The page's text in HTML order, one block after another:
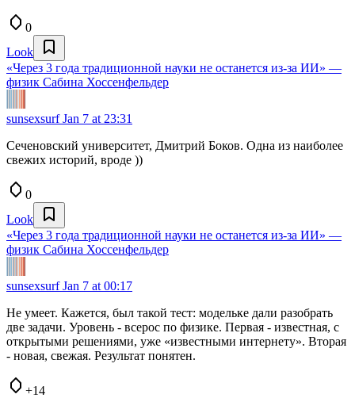
0
Look
«Через 3 года традиционной науки не останется из-за ИИ» —
физик Сабина Хоссенфельдер
sunsexsurfJan 7 at 23:31
Сеченовский университет, Дмитрий Боков. Одна из наиболее
свежих историй, вроде ))
0
Look
«Через 3 года традиционной науки не останется из-за ИИ» —
физик Сабина Хоссенфельдер
sunsexsurfJan 7 at 00:17
Не умеет. Кажется, был такой тест: модельке дали разобрать
две задачи. Уровень - всерос по физике. Первая - известная, с
открытыми решениями, уже «известными интернету». Вторая
- новая, свежая. Результат понятен.
+14